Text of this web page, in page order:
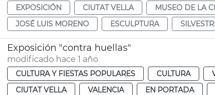
EXPOSICIÓN
CIUTAT VELLA MUSEO DE LA
JOSÉ LUIS MORENO
ESCULPTURA
Exposición "contra huellas"
modificado hace 1 año
CULTURA Y FIESTAS POPULARES CULTURA
CIUTAT VELLA
VALENCIA EN PORTADA